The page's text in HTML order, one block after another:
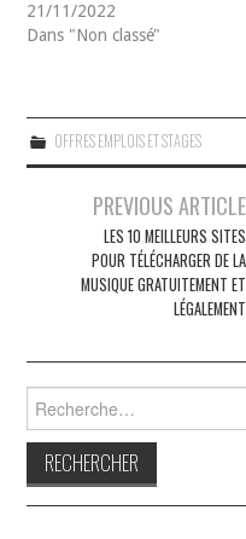
21/11/2022
Dans "Non classé"
OFFRES EMPLOIS ET STAGES
Navigation
articles
PREVIOUS ARTICLE
LES 10 MEILLEURS SITES
POUR TÉLÉCHARGER DE LA
MUSIQUE GRATUITEMENT ET
LÉGALEMENT
Rechercher :